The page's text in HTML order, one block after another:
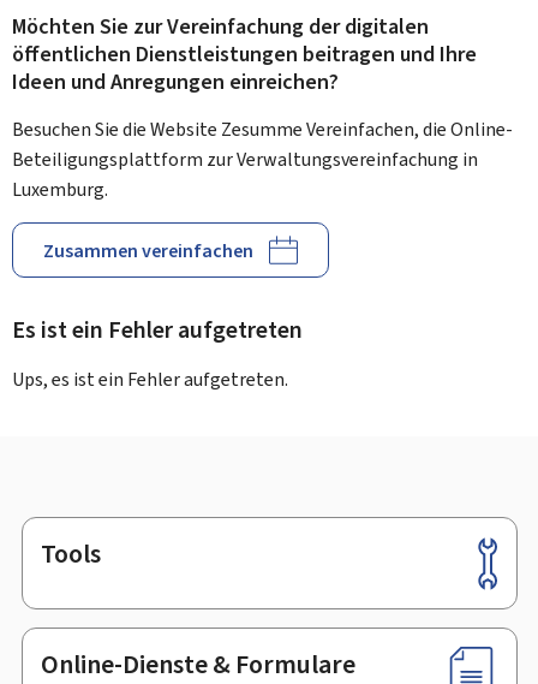
Möchten Sie zur Vereinfachung der digitalen
öffentlichen Dienstleistungen beitragen und Ihre
Ideen und Anregungen einreichen?
Besuchen Sie die Website Zesumme Vereinfachen, die Online-
Beteiligungsplattform zur Verwaltungsvereinfachung in
Luxemburg.
Zusammen vereinfachen
Es ist ein Fehler aufgetreten
Ups, es ist ein Fehler aufgetreten.
Footer
Tools
Online-Dienste & Formulare